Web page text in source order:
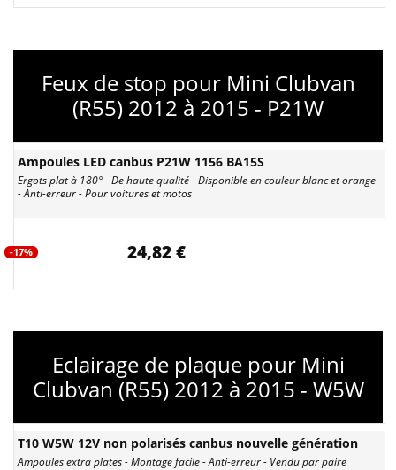
Feux de stop pour Mini Clubvan
(R55) 2012 à 2015 - P21W
Ampoules LED canbus P21W 1156 BA15S
Ergots plat à 180° - De haute qualité - Disponible en couleur blanc et orange
- Anti-erreur - Pour voitures et motos
-17% 24,82 €
Eclairage de plaque pour Mini
Clubvan (R55) 2012 à 2015 - W5W
T10 W5W 12V non polarisés canbus nouvelle génération
Ampoules extra plates - Montage facile - Anti-erreur - Vendu par paire